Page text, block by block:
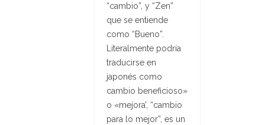
“cambio”, y “Zen”
que se entiende
como “Bueno”.
Literalmente podría
traducirse en
japonés como
cambio beneficioso»
o «mejora’, “cambio
para lo mejor”, es un